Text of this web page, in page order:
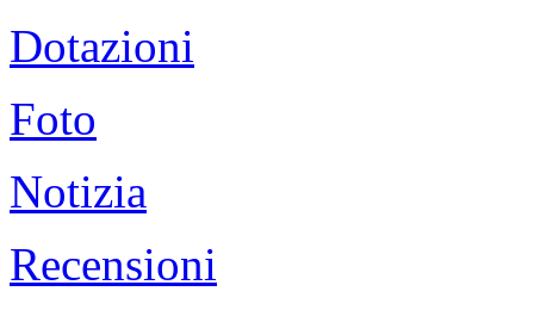
Dotazioni
Foto
Notizia
Recensioni